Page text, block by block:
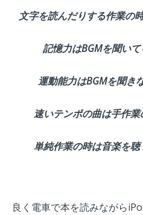
文字を読んだりする作業の
記憶力はBGMを聞い
運動能力はBGMを聞き
速いテンポの曲は手作業
単純作業の時は音楽を聴
良く電車で本を読みながら